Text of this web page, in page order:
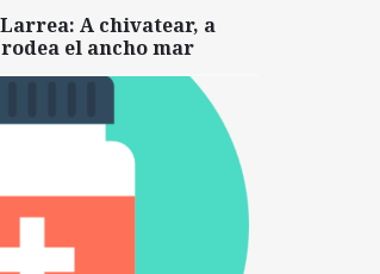
A chivatear, a
el ancho mar